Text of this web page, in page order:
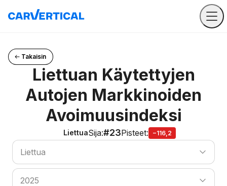
Takaisin
Liettuan Käytettyjen
Autojen Markkinoiden
Avoimuusindeksi
LiettuaSija:#23Pisteet: −116,2
Etsi maa
Liettua
Etsi maa
2025